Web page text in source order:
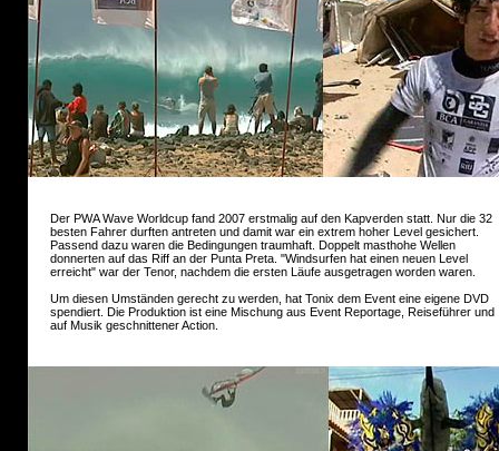
Der PWA Wave Worldcup fand 2007 erstmalig auf den Kapverden statt. Nur die 32
besten Fahrer durften antreten und damit war ein extrem hoher Level gesichert.
Passend dazu waren die Bedingungen traumhaft. Doppelt masthohe Wellen
donnerten auf das Riff an der Punta Preta. "Windsurfen hat einen neuen Level
erreicht" war der Tenor, nachdem die ersten Läufe ausgetragen worden waren.
Um diesen Umständen gerecht zu werden, hat Tonix dem Event eine eigene DVD
spendiert. Die Produktion ist eine Mischung aus Event Reportage, Reiseführer und
auf Musik geschnittener Action.